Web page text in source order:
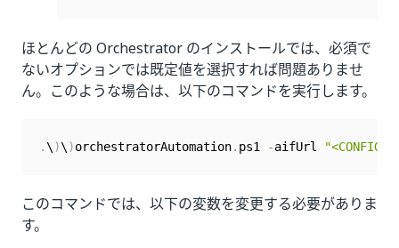
ほとんどの Orchestrator のインストールでは、必須で
ないオプションでは既定値を選択すれば問題ありませ
ん。このような場合は、以下のコマンドを実行します。
.\ )\ )orchestratorAutomation. ps1 -aifUrl
このコマンドでは、以下の変数を変更する必要がありま
す。